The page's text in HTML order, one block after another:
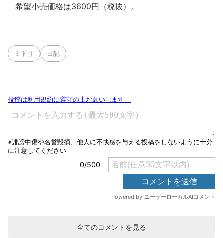
希望小売価格は3600円（税抜）。
ミドリ 日記
全てのコメントを見る